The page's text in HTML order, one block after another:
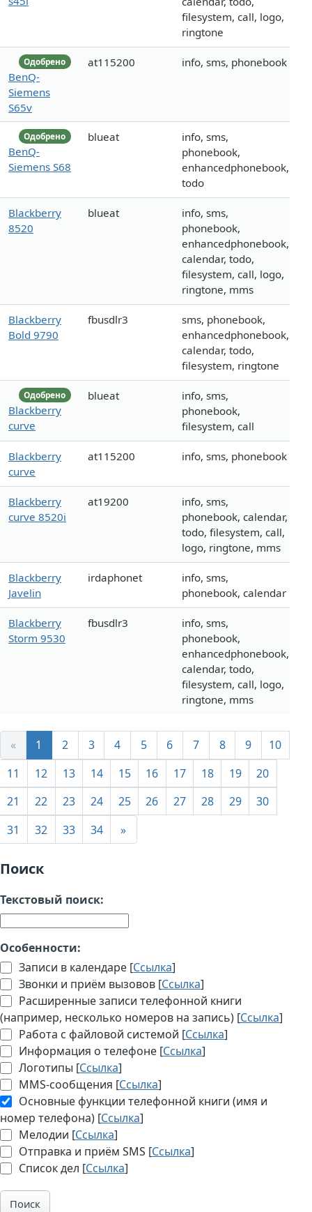
filesystem, call, logo,
ringtone
Одобрено
BenQ-
Siemens
S65v
at115200 info, sms, phonebook
Одобрено
BenQ-
Siemens S68
blueat
info, sms,
phonebook,
enhancedphonebook,
todo
Blackberry
8520
blueat
info, sms,
phonebook,
enhancedphonebook,
calendar, todo,
filesystem, call, logo,
ringtone, mms
Blackberry
Bold 9790
fbusdlr3
sms, phonebook,
enhancedphonebook,
calendar, todo,
filesystem, ringtone
Одобрено
Blackberry
curve
blueat
info, sms,
phonebook,
filesystem, call
Blackberry
curve
at115200 info, sms, phonebook
Blackberry
curve 8520i
at19200
info, sms,
phonebook, calendar,
todo, filesystem, call,
logo, ringtone, mms
Blackberry
Javelin
irdaphonet
info, sms,
phonebook, calendar
Blackberry
Storm 9530
fbusdlr3
info, sms,
phonebook,
enhancedphonebook,
calendar, todo,
filesystem, call, logo,
ringtone, mms
« 1 2 3 4 5 6 7 8 9
10
11
12 13 14 15 16 17 18 19
20
21
22 23 24 25 26 27 28 29
30
31
32 33 34 »
Поиск
Текстовый поиск:
Особенности:
Записи в календаре [Ссылка]
Звонки и приём вызовов [Ссылка]
Расширенные записи телефонной книги
(например, несколько номеров на запись) [Ссылка]
Работа с файловой системой [Ссылка]
Информация о телефоне [Ссылка]
Логотипы [Ссылка]
MMS-сообщения [Ссылка]
Основные функции телефонной книги (имя и
номер телефона) [Ссылка]
Мелодии [Ссылка]
Отправка и приём SMS [Ссылка]
Список дел [Ссылка]
Поиск